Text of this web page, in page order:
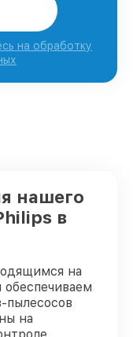
на обработку
нашего
в
на
пылесосов
на